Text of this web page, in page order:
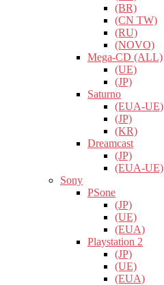
(BR)
(CN TW)
(RU)
(NOVO)
Mega-CD (ALL)
(UE)
(JP)
Saturno
(EUA-UE)
(JP)
(KR)
Dreamcast
(JP)
(EUA-UE)
Sony
PSone
(JP)
(UE)
(EUA)
Playstation 2
(JP)
(UE)
(EUA)